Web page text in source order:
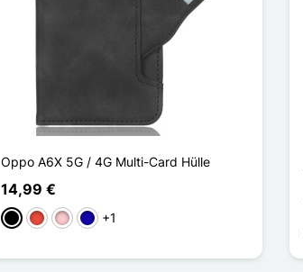
Oppo A6X 5G / 4G Multi-Card Hülle
14,99 €
Schwarz
Rot PinkDunkelblau
+1